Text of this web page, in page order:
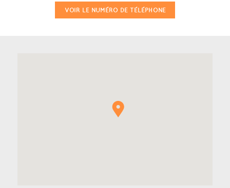
VOIR LE NUMÉRO DE TÉLÉPHONE